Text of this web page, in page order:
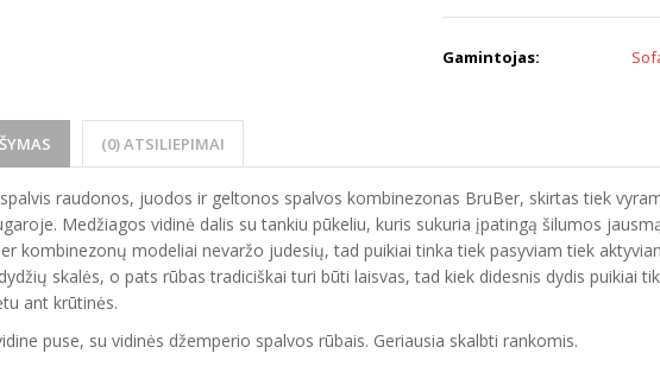
Gamintojas:
(0) ATSILIEPIMAI
raudonos, juodos ir geltonos spalvos kombinezonas BruBer, skirtas tiek
Medžiagos vidinė dalis su tankiu pūkeliu, kuris sukuria įpatingą šilumos
kombinezonų modeliai nevaržo judesių, tad puikiai tinka tiek pasyviam tiek
skalės, o pats rūbas tradiciškai turi būti laisvas, tad kiek didesnis dydis puikiai
ant krūtinės.
puse, su vidinės džemperio spalvos rūbais. Geriausia skalbti rankomis.